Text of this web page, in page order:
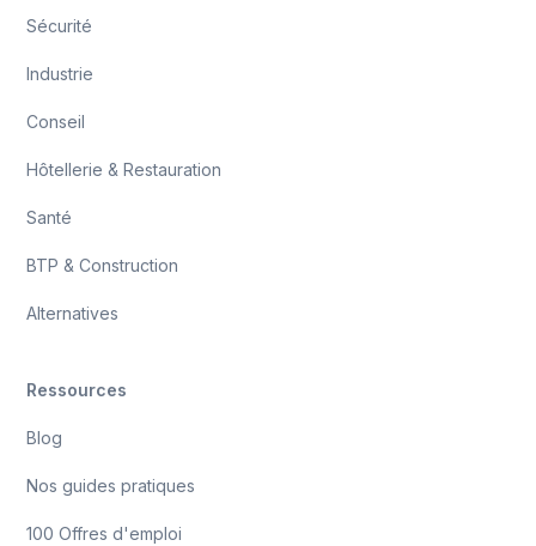
Sécurité
Industrie
Conseil
Hôtellerie & Restauration
Santé
BTP & Construction
Alternatives
Ressources
Blog
Nos guides pratiques
100 Offres d'emploi